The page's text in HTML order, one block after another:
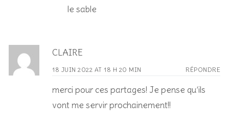
le sable
CLAIRE
18 JUIN 2022 AT 18 H 20 MIN RÉPONDRE
merci pour ces partages! Je pense qu’ils
vont me servir prochainement!!